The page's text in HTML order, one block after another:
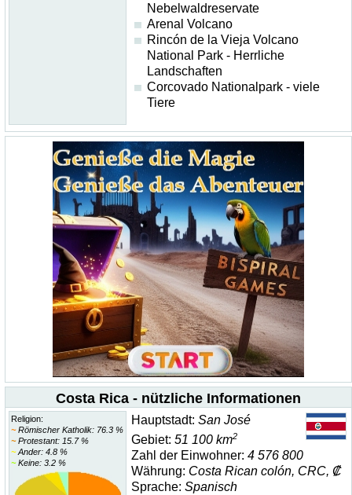
Nebelwaldreservate
Arenal Volcano
Rincón de la Vieja Volcano
National Park - Herrliche
Landschaften
Corcovado Nationalpark - viele
Tiere
Costa Rica - nützliche Informationen
Religion:
~Römischer Katholik: 76.3 %
~Protestant: 15.7 %
~Ander: 4.8 %
~Keine: 3.2 %
Hauptstadt: San José
Gebiet: 51 100 km2
Zahl der Einwohner: 4 576 800
Währung: Costa Rican colón, CRC, ₡
Sprache: Spanisch